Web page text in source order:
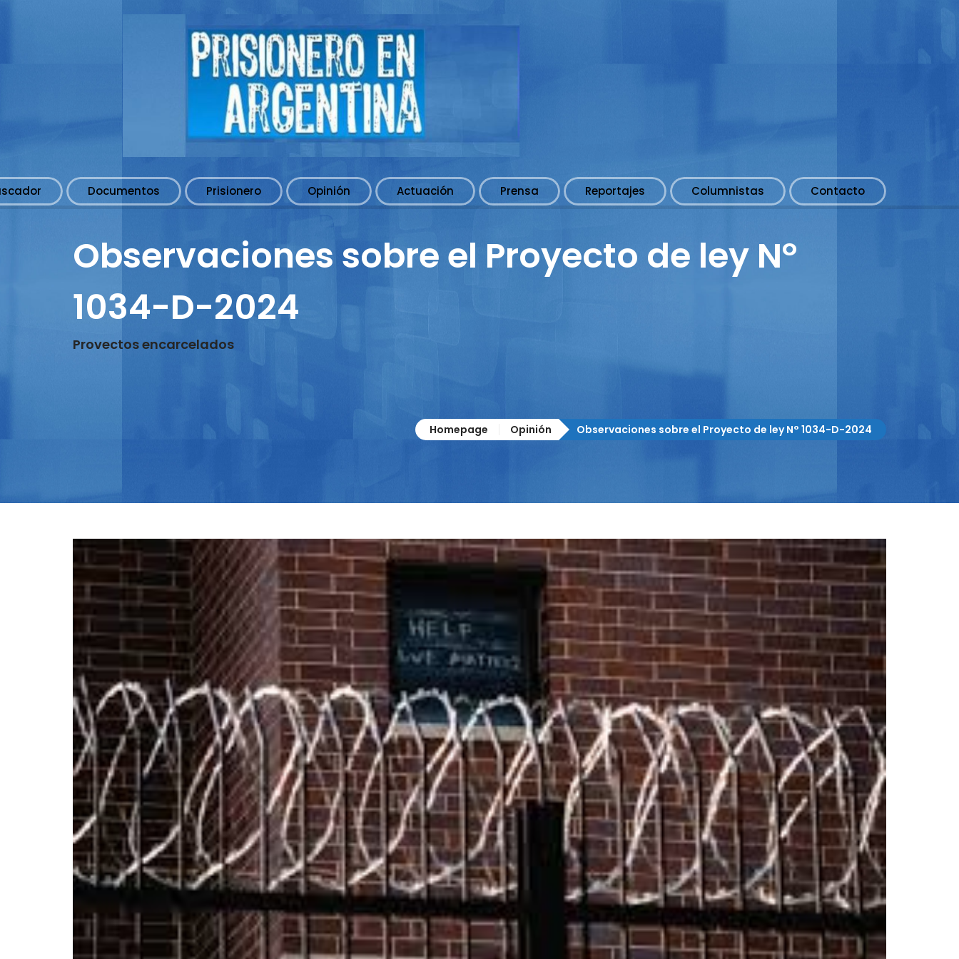
Documentos Prisionero Opinión Actuación Prensa Reportajes Columnistas Contacto
Observaciones sobre el Proyecto de ley N°
1034-D-2024
Provectos encarcelados
Homepage Opinión Observaciones sobre el Proyecto de ley N° 1034-D-2024